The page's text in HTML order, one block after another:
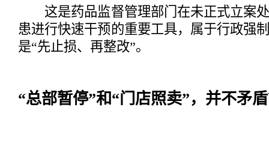
这是药品监督管理部门在未正式立案处
患进行快速干预的重要工具，属于行政强
是“先止损、再整改”。
“总部暂停”和“门店照卖”，并不矛